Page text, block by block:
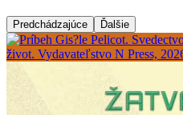
Predchádzajúce Ďalšie